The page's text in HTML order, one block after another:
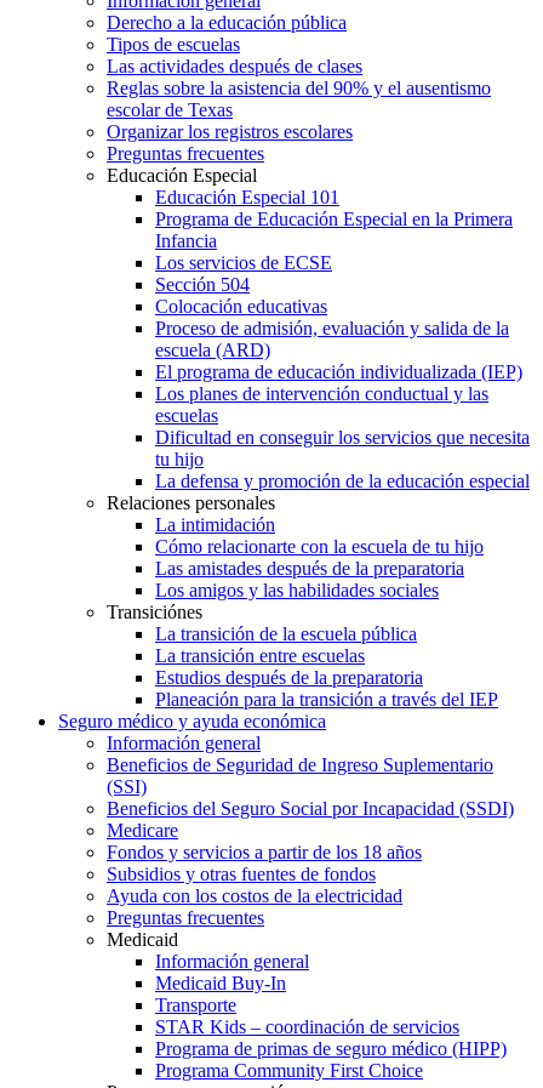
Derecho a la educación pública
Tipos de escuelas
Las actividades después de clases
Reglas sobre la asistencia del 90% y el ausentismo
escolar de Texas
Organizar los registros escolares
Preguntas frecuentes
Educación Especial
Educación Especial 101
Programa de Educación Especial en la Primera
Infancia
Los servicios de ECSE
Sección 504
Colocación educativas
Proceso de admisión, evaluación y salida de la
escuela (ARD)
El programa de educación individualizada (IEP)
Los planes de intervención conductual y las
escuelas
Dificultad en conseguir los servicios que necesita
tu hijo
La defensa y promoción de la educación especial
Relaciones personales
La intimidación
Cómo relacionarte con la escuela de tu hijo
Las amistades después de la preparatoria
Los amigos y las habilidades sociales
Transiciónes
La transición de la escuela pública
La transición entre escuelas
Estudios después de la preparatoria
Planeación para la transición a través del IEP
Seguro médico y ayuda económica
Información general
Beneficios de Seguridad de Ingreso Suplementario
(SSI)
Beneficios del Seguro Social por Incapacidad (SSDI)
Medicare
Fondos y servicios a partir de los 18 años
Subsidios y otras fuentes de fondos
Ayuda con los costos de la electricidad
Preguntas frecuentes
Medicaid
Información general
Medicaid Buy-In
Transporte
STAR Kids – coordinación de servicios
Programa de primas de seguro médico (HIPP)
Programa Community First Choice